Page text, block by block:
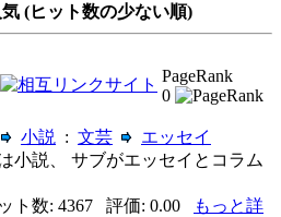
(ヒット数の少ない順)
PageRank
0
小説 : 文芸
エッセイ
小説、 サブがエッセイとコラム
ト数: 4367 評価: 0.00
もっと詳